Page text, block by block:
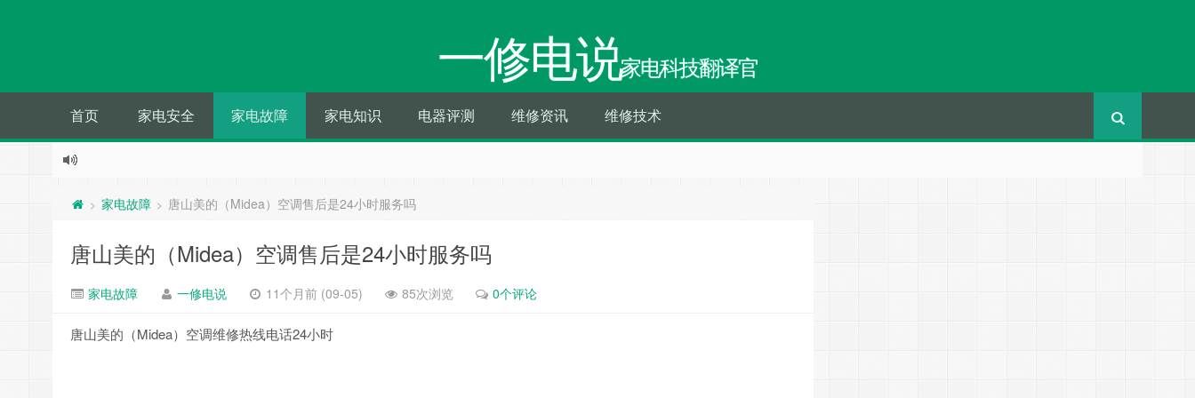
一修电说家电科技翻译官
首页 家电安全 家电故障 家电知识 电器评测 维修资讯 维修技术
> 家电故障 > 唐山美的（Midea）空调售后是24小时服务吗
唐山美的（Midea）空调售后是24小时服务吗
家电故障 一修电说 11个月前 (09-05) 85次浏览 0个评论
唐山美的（Midea）空调维修热线电话24小时